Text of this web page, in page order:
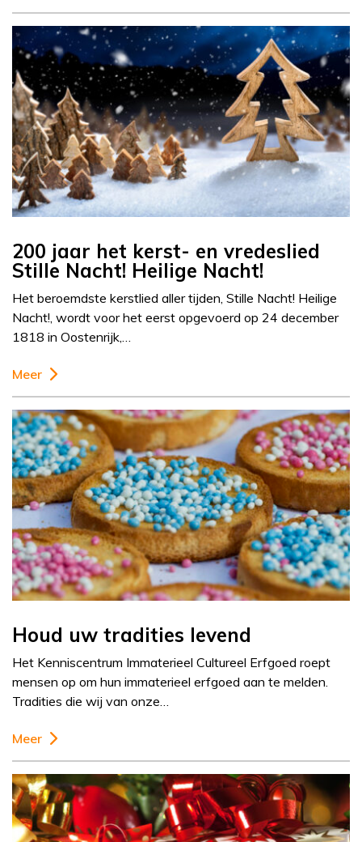
200 jaar het kerst- en vredeslied
Stille Nacht! Heilige Nacht!
Het beroemdste kerstlied aller tijden, Stille Nacht! Heilige
Nacht!, wordt voor het eerst opgevoerd op 24 december
1818 in Oostenrijk,…
Meer
Houd uw tradities levend
Het Kenniscentrum Immaterieel Cultureel Erfgoed roept
mensen op om hun immaterieel erfgoed aan te melden.
Tradities die wij van onze…
Meer